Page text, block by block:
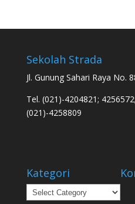
Sekolah Strada
Jl. Gunung Sahari Raya No.
Tel. (021)-4204821;
(021)-4258809
Kategori
Kategori